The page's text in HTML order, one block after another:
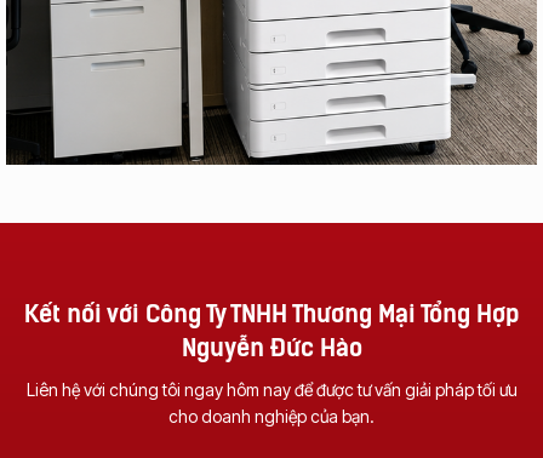
Kết nối với Công Ty TNHH Thương Mại Tổng Hợp
Nguyễn Đức Hào
Liên hệ với chúng tôi ngay hôm nay để được tư vấn giải pháp tối ưu
cho doanh nghiệp của bạn.